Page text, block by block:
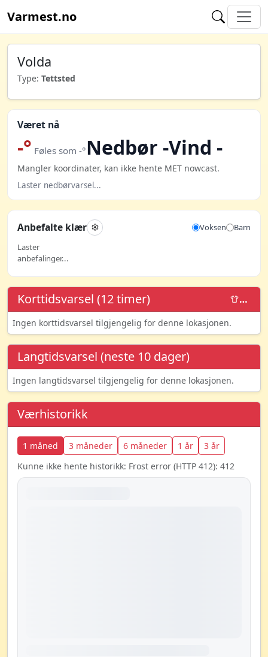
Varmest.no
Volda
Type: Tettsted
Været nå
-° Føles som -°Nedbør -Vind -
Mangler koordinater, kan ikke hente MET nowcast.
Laster nedbørvarsel...
Anbefalte klær Voksen
Barn
Laster
anbefalinger...
Korttidsvarsel (12 timer) …
Ingen korttidsvarsel tilgjengelig for denne lokasjonen.
Langtidsvarsel (neste 10 dager)
Ingen langtidsvarsel tilgjengelig for denne lokasjonen.
Værhistorikk
1 måned 3 måneder 6 måneder 1 år
3 år
Kunne ikke hente historikk: Frost error (HTTP 412): 412